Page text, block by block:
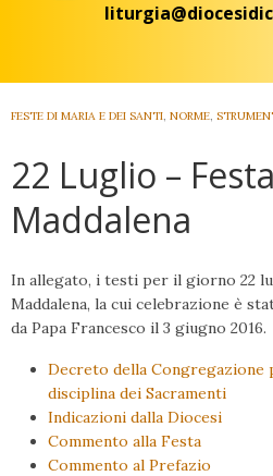
FESTE DI MARIA E DEI SANTI, NORME,
22 Luglio –
Maddalena
In allegato, i testi per il giorno 22
Maddalena, la cui celebrazione è
da Papa Francesco il 3 giugno 2016.
Decreto della Congregazione
disciplina dei Sacramenti
Indicazioni dalla Diocesi
Commento alla Festa
Commento al Prefazio